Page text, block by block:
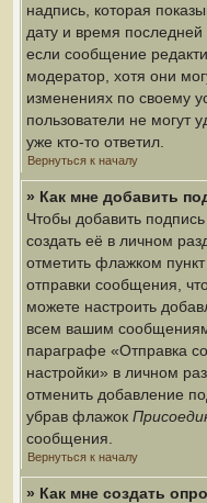
надпись, которая
дату и время последней
если сообщение
модератор, хотя они
изменениях по своему
пользователи не могут
уже кто-то ответил.
Вернуться к началу
» Как мне добавить
Чтобы добавить
создать её в личном
отметить флажком пункт
отправки сообщения,
можете настроить
всем вашим
параграфе «Отправка
настройки» в личном
отменить добавление
убрав флажок
сообщения.
Вернуться к началу
» Как мне создать